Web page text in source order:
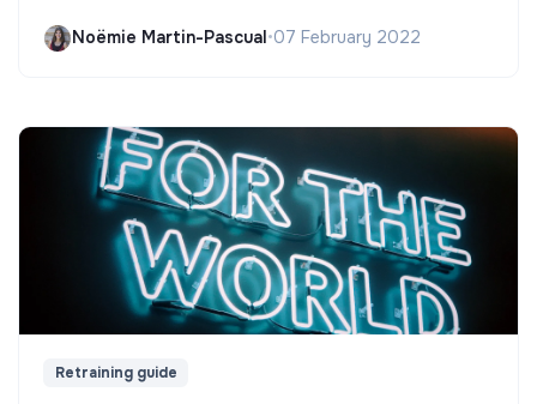
Noëmie Martin-Pascual•07 February 2022
Retraining guide